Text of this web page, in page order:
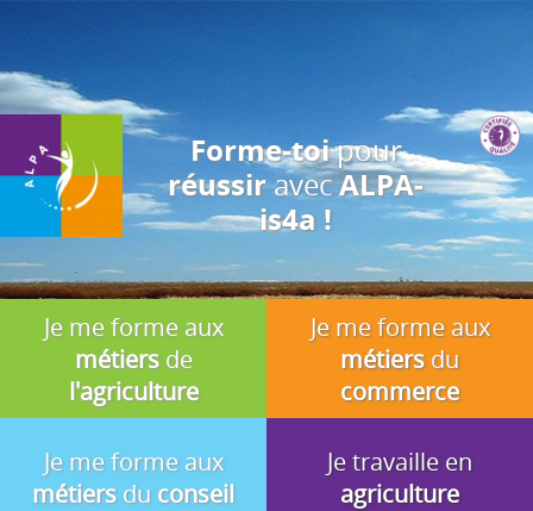
des fins d'analyse, de pertinence et de publicité.
Forme-toipour
réussiravecALPA-
is4a !
Je me forme aux
métiersde
l'agriculture
Je me forme aux
métiersdu
commerce
Je me forme aux
métiersdu conseil
Je travaille en
agriculture